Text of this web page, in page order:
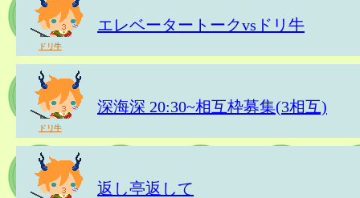
エレベータートークvsドリ牛
ドリ牛
深海深 20:30~相互枠募集(3相互)
ドリ牛
返し亭返して